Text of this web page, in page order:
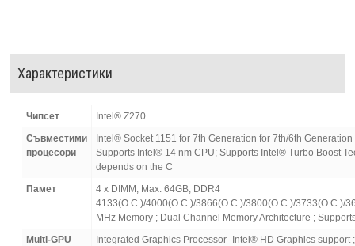
Характеристики
Чипсет
Intel® Z270
Съвместими
процесори
Intel® Socket 1151 for 7th Generation for 7th/6th
Supports Intel® 14 nm CPU; Supports Intel® Turbo Boost
depends on the C
Памет
4 x DIMM, Max. 64GB, DDR4
4133(O.C.)/4000(O.C.)/3866(O.C.)/3800(O.C.)/3733(O.C.)/
MHz Memory ; Dual Channel Memory Architecture ;
Multi-GPU
Integrated Graphics Processor- Intel® HD Graphics